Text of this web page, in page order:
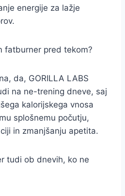
energije za lažje
fatburner pred tekom?
da, GORILLA LABS
na ne-trening dneve, saj
kalorijskega vnosa
splošnemu počutju,
in zmanjšanju apetita.
tudi ob dnevih, ko ne